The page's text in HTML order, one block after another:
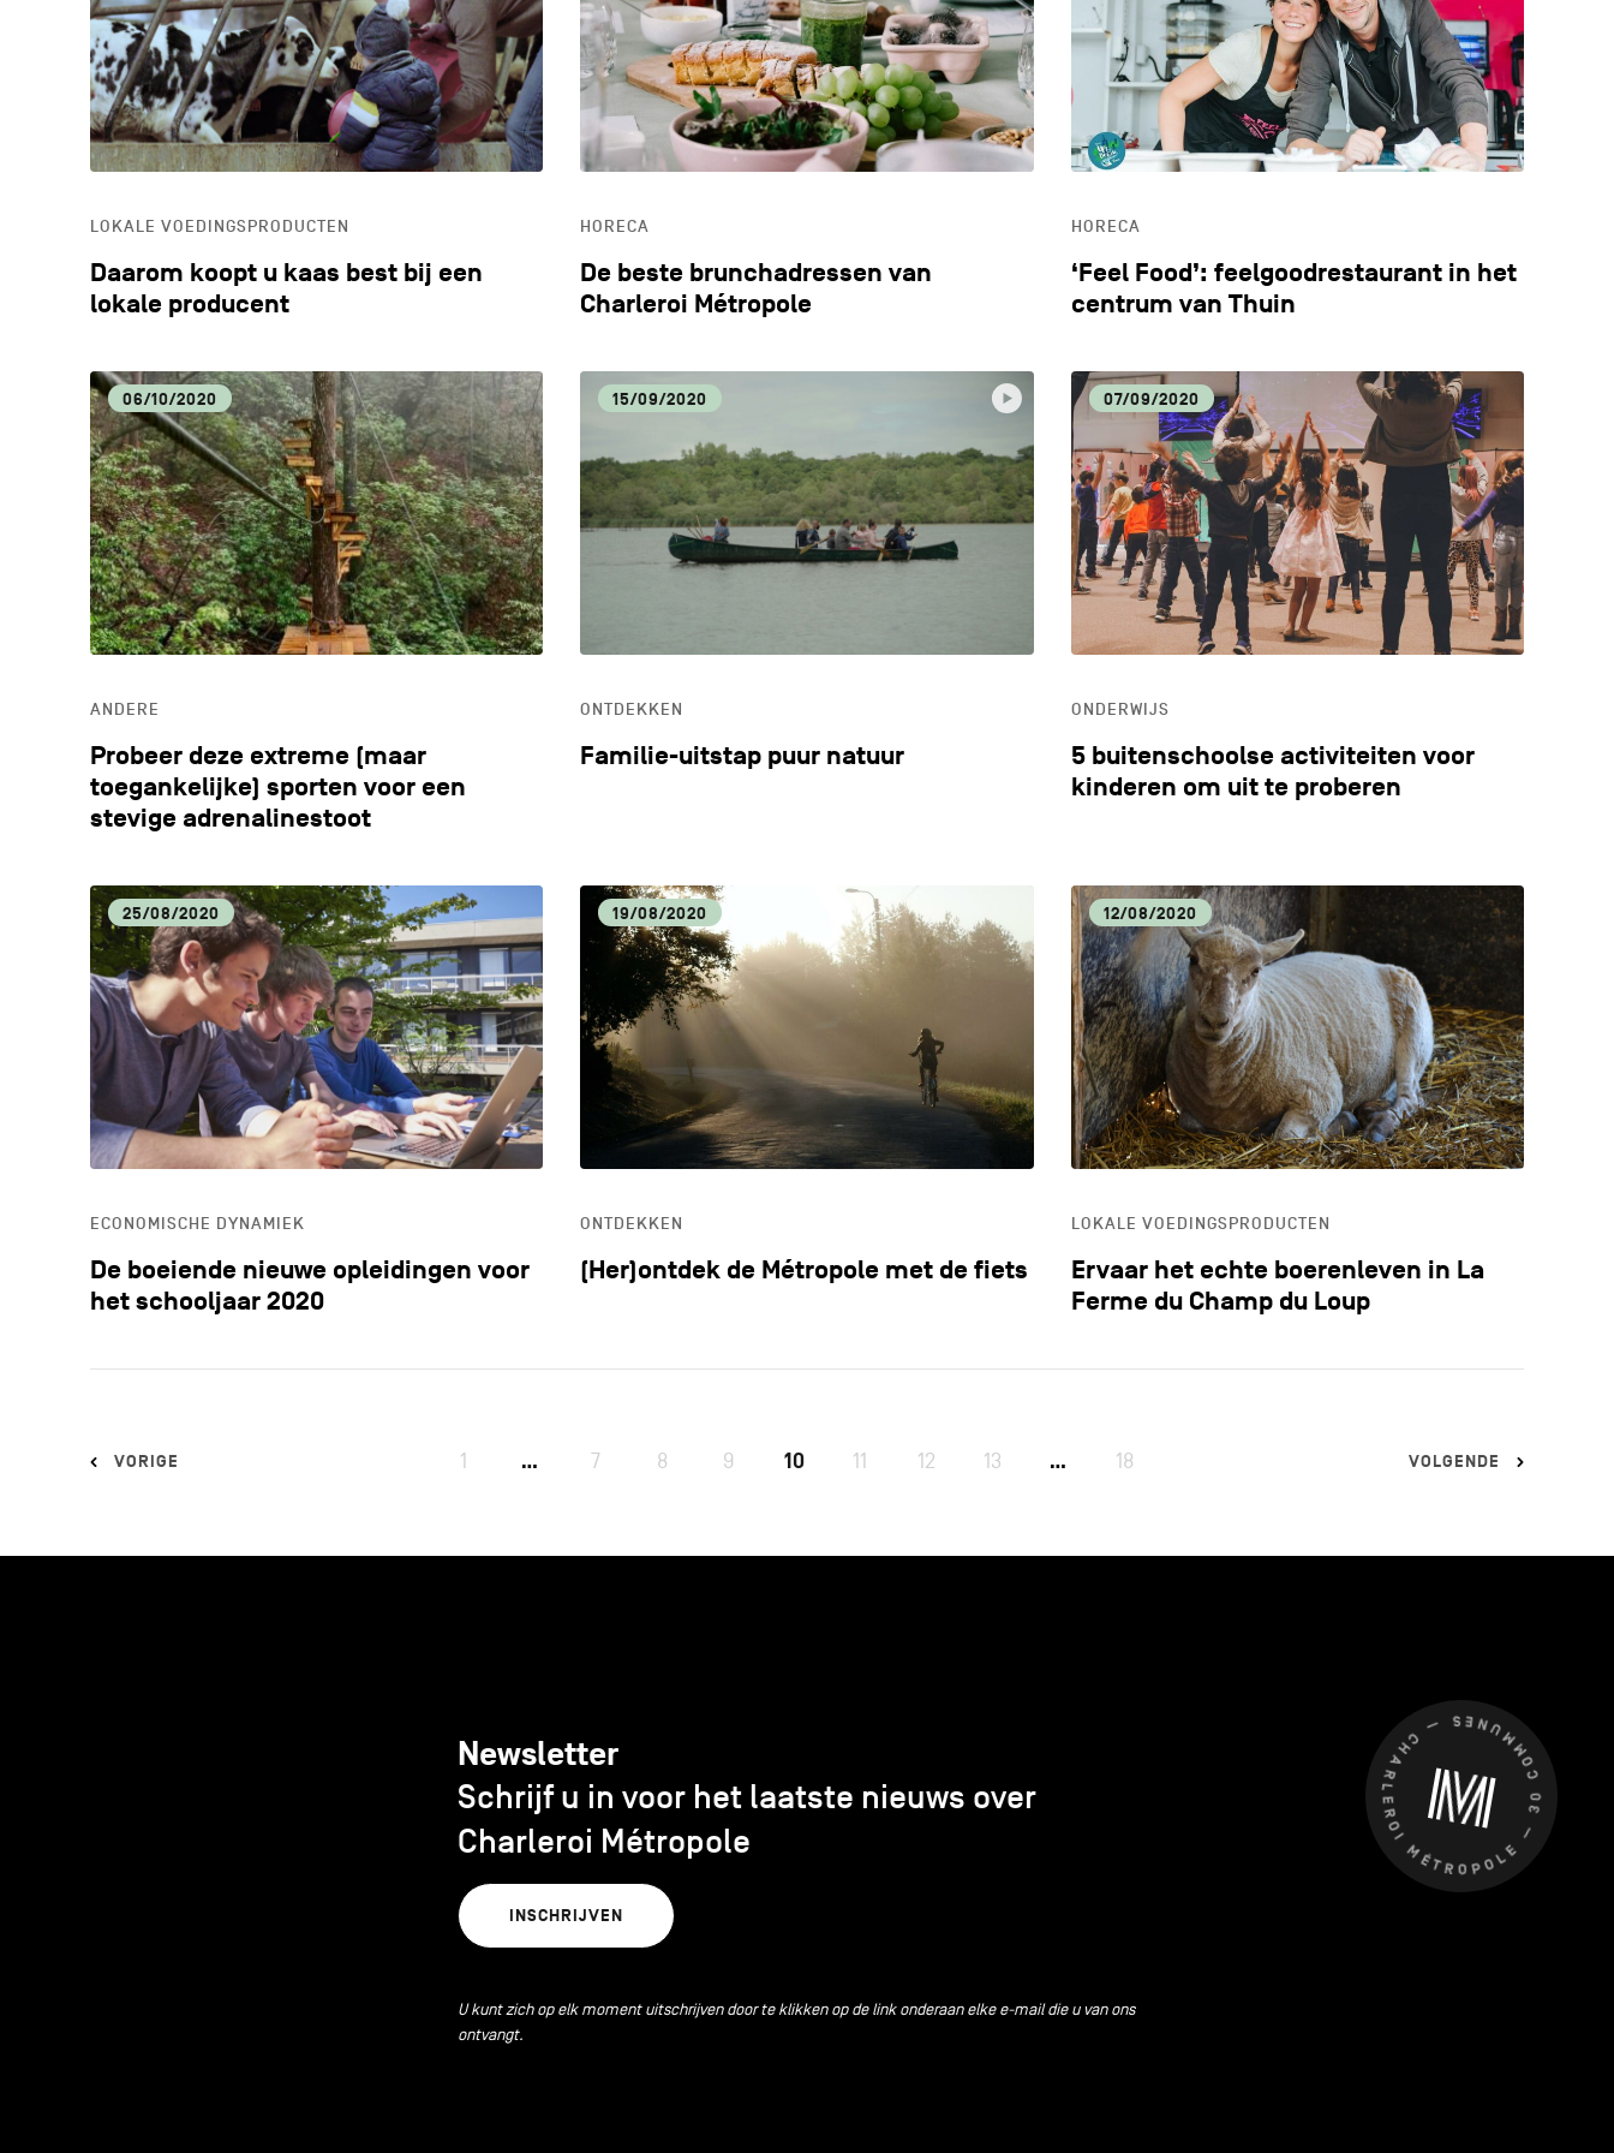
LIFESTYLE LOKALE VOEDINGSPRODUCTEN
MILIEU ONDERWIJS
LOKALE VOEDINGSPRODUCTEN
Daarom koopt u kaas best bij een
lokale producent
HORECA
De beste brunchadressen van
Charleroi Métropole
HORECA
‘Feel Food’: feelgoodrestaurant in het
centrum van Thuin
06/10/2020
ANDERE
Probeer deze extreme (maar
toegankelijke) sporten voor een
stevige adrenalinestoot
15/09/2020
ONTDEKKEN
Familie-uitstap puur natuur
07/09/2020
ONDERWIJS
5 buitenschoolse activiteiten voor
kinderen om uit te proberen
25/08/2020
ECONOMISCHE DYNAMIEK
De boeiende nieuwe opleidingen voor
het schooljaar 2020
19/08/2020
ONTDEKKEN
(Her)ontdek de Métropole met de fiets
12/08/2020
LOKALE VOEDINGSPRODUCTEN
Ervaar het echte boerenleven in La
Ferme du Champ du Loup
VORIGE 1 … 7 8 9 10 11 12 13 … 18 VOLGENDE
CHARLEROI MÉTROPOLE — 30 COMMUNES —
Newsletter
Schrijf u in voor het laatste nieuws over
Charleroi Métropole
INSCHRIJVEN
U kunt zich op elk moment uitschrijven door te klikken op de link onderaan elke e-mail die u van ons
ontvangt.